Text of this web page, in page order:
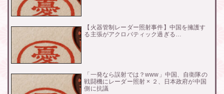
【火器管制レーダー照射事件】中国を擁護す
る主張がアクロバティック過ぎる…
「一発なら誤射では？www」中国、自衛隊の
戦闘機にレーダー照射 × ２、日本政府が中国
側に抗議